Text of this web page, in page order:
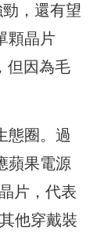
，還有望
顆晶片
但因為毛
態圈。過
蘋果電源
片，代表
他穿戴裝